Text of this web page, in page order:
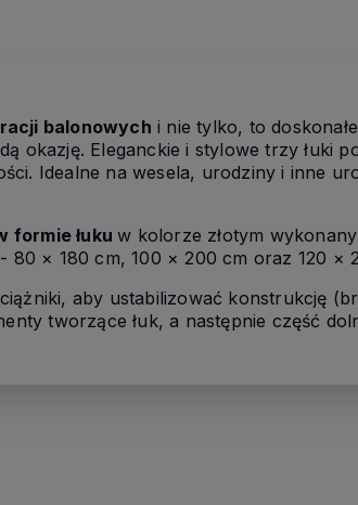
balonowych i nie tylko, to
okazję. Eleganckie i stylowe trzy łuki
Idealne na wesela, urodziny i inne
formie łukuw kolorze złotym
80 × 180 cm, 100 × 200 cm oraz 120 ×
aby ustabilizować konstrukcję
tworzące łuk, a następnie część